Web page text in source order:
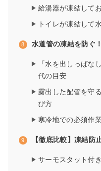
給湯器が凍結して
トイレが凍結して
水道管の凍結を防ぐ
「水を出しっぱな
代の目安
露出した配管を守
び方
寒冷地での必須作
【徹底比較】凍結防
サーモスタット付